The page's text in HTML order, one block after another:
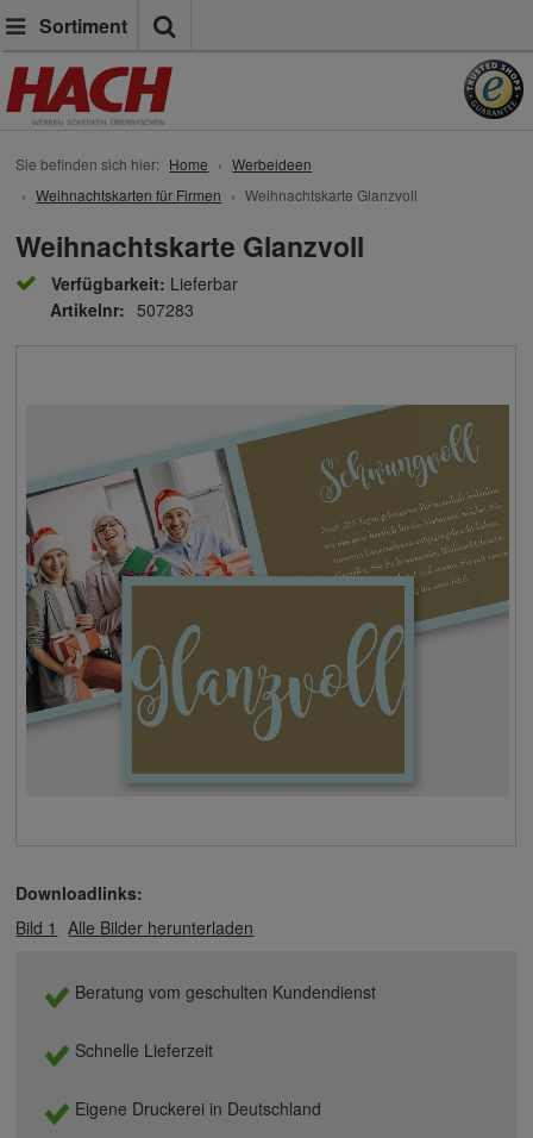
Sortiment
Sie befinden sich hier: Home
Werbeideen
Weihnachtskarten für Firmen
Weihnachtskarte Glanzvoll
Weihnachtskarte Glanzvoll
Verfügbarkeit: Lieferbar
Artikelnr: 507283
Downloadlinks:
Bild 1
Alle Bilder herunterladen
Beratung vom geschulten Kundendienst
Schnelle Lieferzeit
Eigene Druckerei in Deutschland